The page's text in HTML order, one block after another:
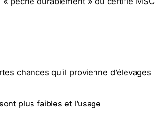
chances qu’il provienne d’élevages
plus faibles et l’usage